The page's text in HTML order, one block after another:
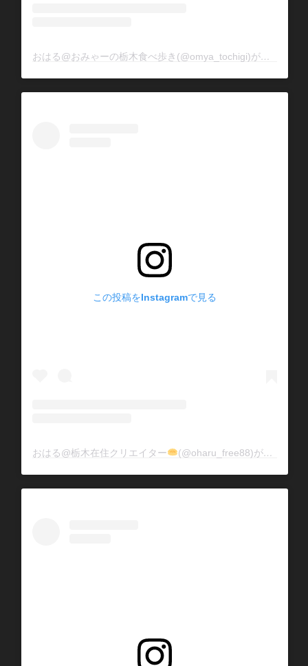
おはる@おみゃーの栃木食べ歩き(@omya_tochigi)がシェアした投稿
この投稿をInstagramで見る
おはる@栃木在住クリエイター (@oharu_free88)がシェアした投稿